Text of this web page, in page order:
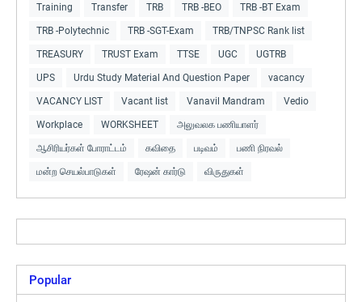
Training Transfer TRB TRB -BEO TRB -BT Exam
TRB -Polytechnic TRB -SGT-Exam TRB/TNPSC Rank list
TREASURY TRUST Exam TTSE UGC UGTRB
UPS Urdu Study Material And Question Paper vacancy
VACANCY LIST Vacant list Vanavil Mandram Vedio
Workplace WORKSHEET அலுவலக பணியாளர்
ஆசிரியர்கள் போராட்டம் கவிதை படிவம் பணி நிரவல்
மன்ற செயல்பாடுகள் ரேஷன் கார்டு விருதுகள்
Popular